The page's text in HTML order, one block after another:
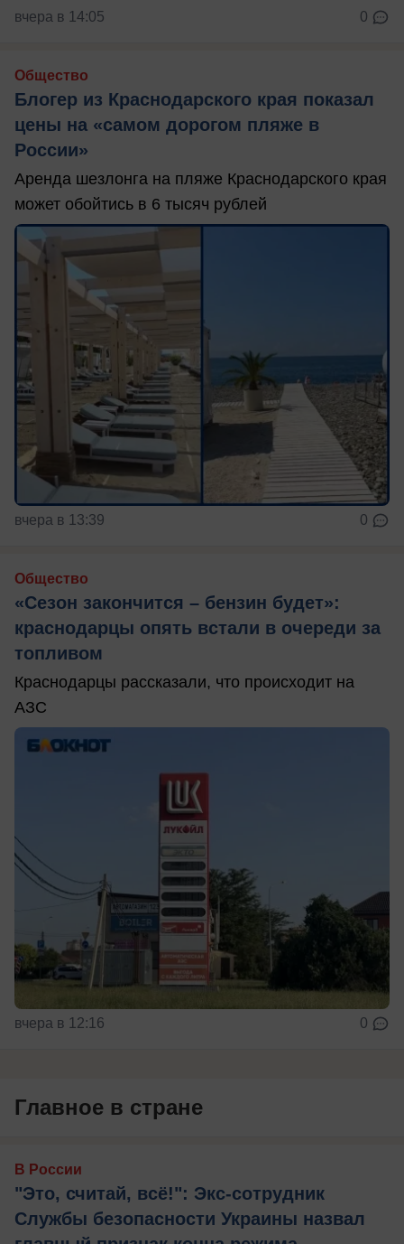
вчера в 14:05 0
Общество
Блогер из Краснодарского края показал
цены на «самом дорогом пляже в
России»
Аренда шезлонга на пляже Краснодарского края
может обойтись в 6 тысяч рублей
вчера в 13:39 0
Общество
«Сезон закончится – бензин будет»:
краснодарцы опять встали в очереди за
топливом
Краснодарцы рассказали, что происходит на
АЗС
вчера в 12:16 0
Главное в стране
В России
"Это, считай, всё!": Экс-сотрудник
Службы безопасности Украины назвал